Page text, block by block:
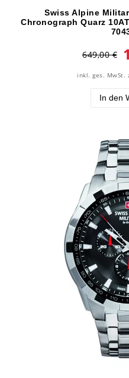
Swiss Alpine
Chronograph Quarz
649,00 €
inkl. ges. MwSt.
In den